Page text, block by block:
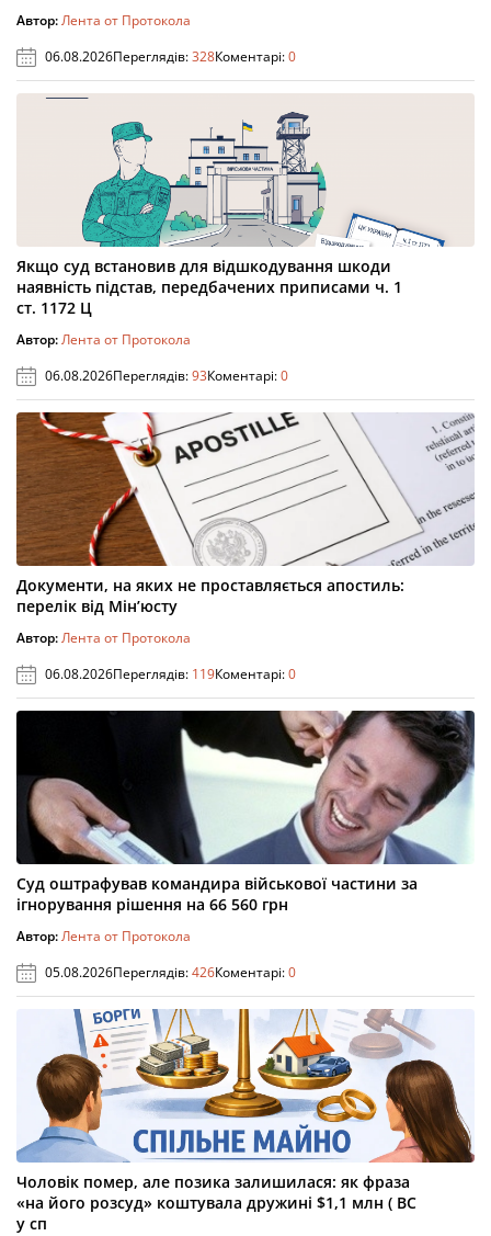
Автор:Лента от Протокола
06.08.2026Переглядів:328Коментарі:0
Якщо суд встановив для відшкодування шкоди
наявність підстав, передбачених приписами ч. 1
ст. 1172 Ц
Автор:Лента от Протокола
06.08.2026Переглядів:93Коментарі:0
Документи, на яких не проставляється апостиль:
перелік від Мін’юсту
Автор:Лента от Протокола
06.08.2026Переглядів: 119Коментарі:0
Суд оштрафував командира військової частини за
ігнорування рішення на 66 560 грн
Автор:Лента от Протокола
05.08.2026Переглядів:426Коментарі:0
Чоловік помер, але позика залишилася: як фраза
«на його розсуд» коштувала дружині $1,1 млн ( ВС
у сп